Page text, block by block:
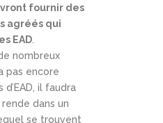
fournir des
agréés qui
EAD.
nombreux
pas encore
d’EAD, il faudra
rende dans un
se trouvent